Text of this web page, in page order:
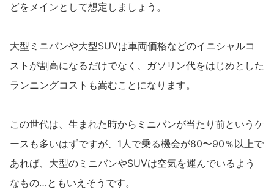
どをメインとして想定しましょう。
大型ミニバンや大型SUVは車両価格などのイニシャルコ
ストが割高になるだけでなく、ガソリン代をはじめとした
ランニングコストも嵩むことになります。
この世代は、生まれた時からミニバンが当たり前というケ
ースも多いはずですが、1人で乗る機会が80〜90％以上で
あれば、大型のミニバンやSUVは空気を運んでいるよう
なもの…ともいえそうです。